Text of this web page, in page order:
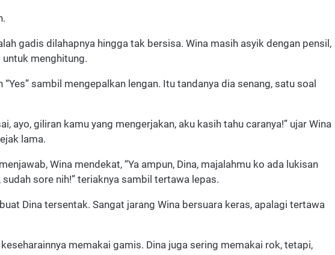
gadis dilahapnya hingga tak bersisa. Wina masih asyik dengan pensil,
menghitung.
sambil mengepalkan lengan. Itu tandanya dia senang, satu soal
ayo, giliran kamu yang mengerjakan, aku kasih tahu caranya!” ujar Wina
lama.
Wina mendekat, “Ya ampun, Dina, majalahmu ko ada lukisan
sudah sore nih!” teriaknya sambil tertawa lepas.
Dina tersentak. Sangat jarang Wina bersuara keras, apalagi tertawa
memakai gamis. Dina juga sering memakai rok, tetapi,